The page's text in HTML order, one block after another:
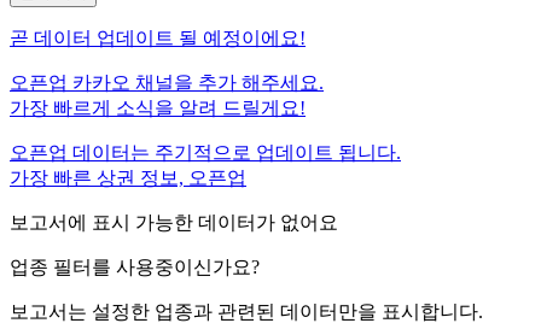
곧 데이터 업데이트 될 예정이에요!
오픈업 카카오 채널을 추가 해주세요.
가장 빠르게 소식을 알려 드릴게요!
오픈업 데이터는 주기적으로 업데이트 됩니다.
가장 빠른 상권 정보, 오픈업
보고서에 표시 가능한 데이터가 없어요
업종 필터를 사용중이신가요?
보고서는 설정한 업종과 관련된 데이터만을 표시합니다.